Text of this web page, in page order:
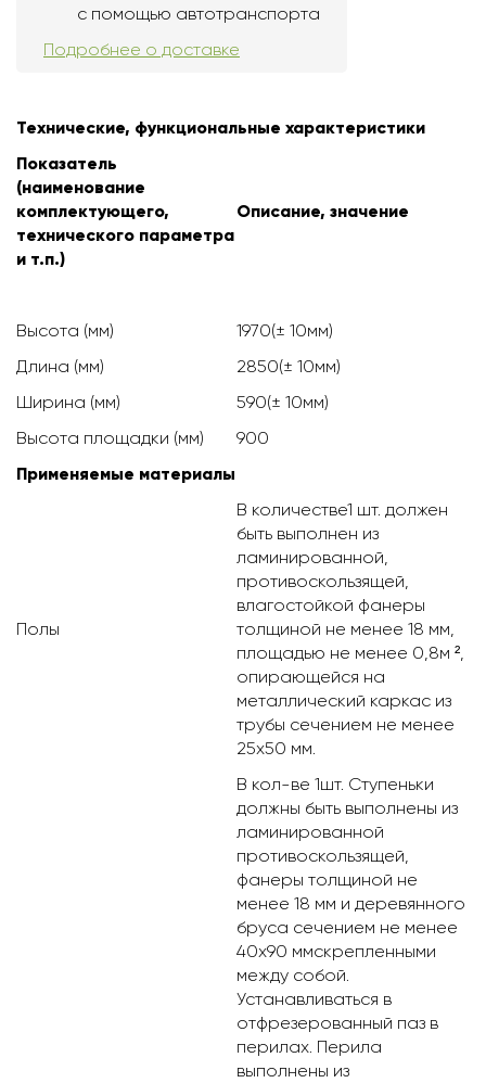
с помощью автотранспорта
Подробнее о доставке
Технические, функциональные характеристики
Показатель
(наименование
комплектующего,
технического параметра
и т.п.)
Описание, значение
Высота (мм)
1970(± 10мм)
Длина (мм)
2850(± 10мм)
Ширина (мм)
590(± 10мм)
Высота площадки (мм)
900
Применяемые материалы
Полы
В количестве1 шт. должен
быть выполнен из
ламинированной,
противоскользящей,
влагостойкой фанеры
толщиной не менее 18 мм,
площадью не менее 0,8м ²,
опирающейся на
металлический каркас из
трубы сечением не менее
25х50 мм.
В кол-ве 1шт. Ступеньки
должны быть выполнены из
ламинированной
противоскользящей,
фанеры толщиной не
менее 18 мм и деревянного
бруса сечением не менее
40х90 ммскрепленными
между собой.
Устанавливаться в
отфрезерованный паз в
перилах. Перила
выполнены из